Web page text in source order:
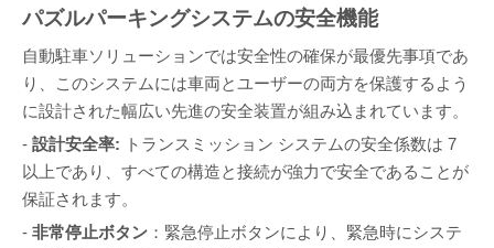
パズルパーキングシステムの安全機能
自動駐車ソリューションでは安全性の確保が最優先事項であ
り、このシステムには車両とユーザーの両方を保護するよう
に設計された幅広い先進の安全装置が組み込まれています。
- 設計安全率: トランスミッション システムの安全係数は 7
以上であり、すべての構造と接続が強力で安全であることが
保証されます。
- 非常停止ボタン ：緊急停止ボタンにより、緊急時にシステ